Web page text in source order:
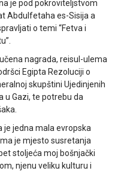
je pod pokroviteljstvom
Abdulfetaha es-Sisija a
o temi “Fetva i
nagrada, reisul-ulema
Egipta Rezoluciji o
skupštini Ujedinjenih
u Gazi, te potrebu da
je jedna mala evropska
je mjesto susretanja
stoljeća moj bošnjački
njenu veliku kulturu i